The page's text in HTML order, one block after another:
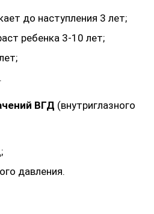
до наступления 3 лет;
ребенка 3-10 лет;
ВГД (внутриглазного
давления.